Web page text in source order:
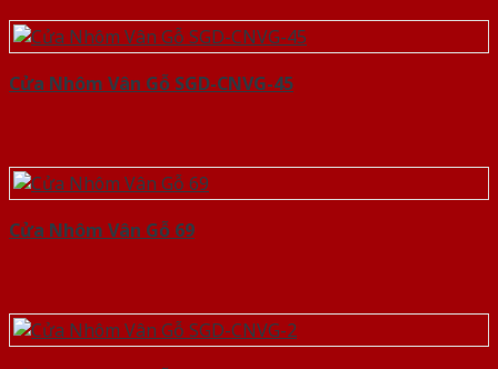
Cửa Nhôm Vân Gỗ SGD-CNVG-45
Cửa Nhôm Vân Gỗ 69